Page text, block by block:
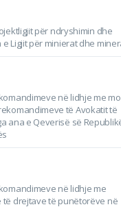
për ndryshimin dhe
e Ligjit për minierat dhe
në lidhje me
të Avokatit të
ana e Qeverisë së
në lidhje me
të drejtave të punëtorëve në